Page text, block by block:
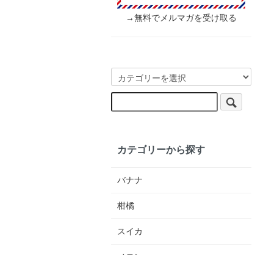
→無料でメルマガを受け取る
カテゴリーから探す
バナナ
柑橘
スイカ